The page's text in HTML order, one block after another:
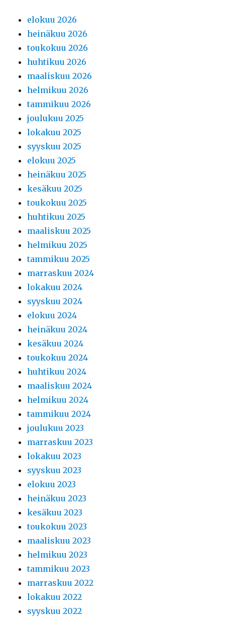
elokuu 2026
heinäkuu 2026
toukokuu 2026
huhtikuu 2026
maaliskuu 2026
helmikuu 2026
tammikuu 2026
joulukuu 2025
lokakuu 2025
syyskuu 2025
elokuu 2025
heinäkuu 2025
kesäkuu 2025
toukokuu 2025
huhtikuu 2025
maaliskuu 2025
helmikuu 2025
tammikuu 2025
marraskuu 2024
lokakuu 2024
syyskuu 2024
elokuu 2024
heinäkuu 2024
kesäkuu 2024
toukokuu 2024
huhtikuu 2024
maaliskuu 2024
helmikuu 2024
tammikuu 2024
joulukuu 2023
marraskuu 2023
lokakuu 2023
syyskuu 2023
elokuu 2023
heinäkuu 2023
kesäkuu 2023
toukokuu 2023
maaliskuu 2023
helmikuu 2023
tammikuu 2023
marraskuu 2022
lokakuu 2022
syyskuu 2022